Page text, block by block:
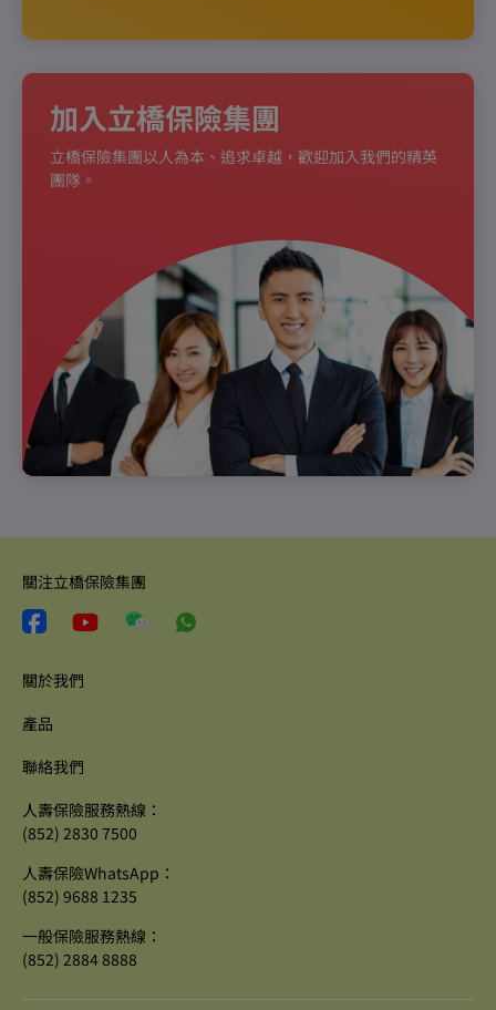
加入立橋保險集團
立橋保險集團以人為本、追求卓越，歡迎加入我們的精英
團隊。
關注立橋保險集團
關於我們
產品
聯絡我們
人壽保險服務熱線：
(852) 2830 7500
人壽保險WhatsApp：
(852) 9688 1235
一般保險服務熱線：
(852) 2884 8888